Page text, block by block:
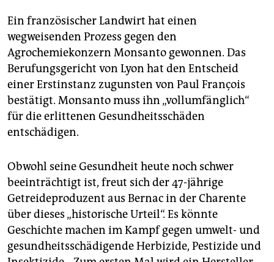
unterstützen
abo
genossenschaft
epaper login
Ein französischer Landwirt hat einen
wegweisenden Prozess gegen den
Agrochemiekonzern Monsanto gewonnen. Das
Berufungsgericht von Lyon hat den Entscheid
einer Erstinstanz zugunsten von Paul François
bestätigt. Monsanto muss ihn „vollumfänglich“
für die erlittenen Gesundheitsschäden
entschädigen.
Obwohl seine Gesundheit heute noch schwer
beeinträchtigt ist, freut sich der 47-jährige
Getreideproduzent aus Bernac in der Charente
über dieses „historische Urteil“. Es könnte
Geschichte machen im Kampf gegen umwelt- und
gesundheitsschädigende Herbizide, Pestizide und